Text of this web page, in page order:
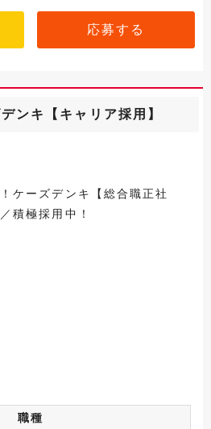
応募する
ンキ【キャリア採用】
ケーズデンキ【総合職正社
積極採用中！
職種